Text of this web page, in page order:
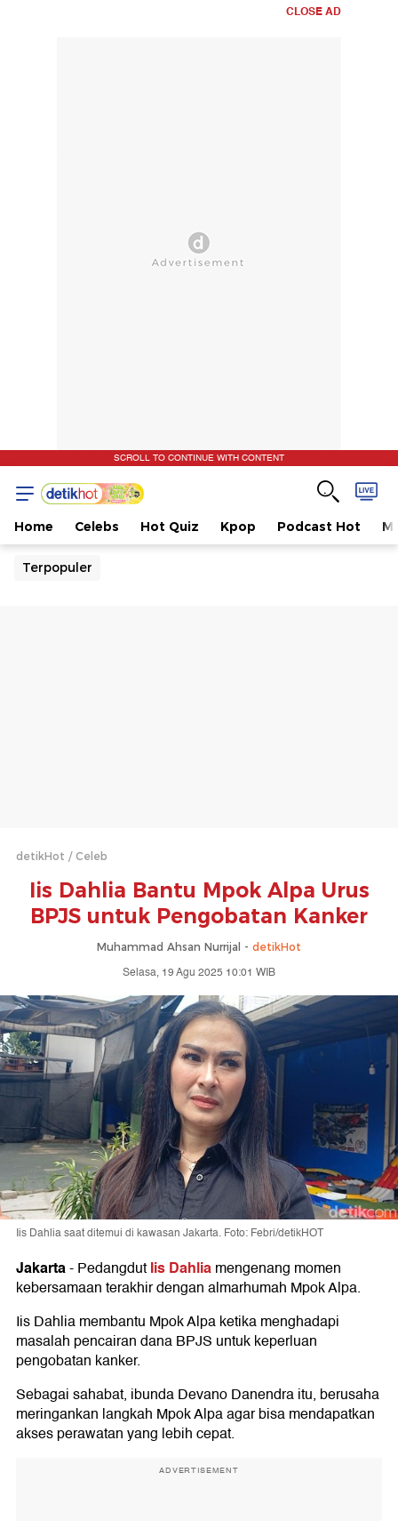
CLOSE AD
SCROLL TO CONTINUE WITH CONTENT
Home Celebs Hot Quiz Kpop Podcast Hot
Terpopuler
detikHot Celeb
Iis Dahlia Bantu Mpok Alpa Urus
BPJS untuk Pengobatan Kanker
Muhammad Ahsan Nurrijal - detikHot
Selasa, 19 Agu 2025 10:01 WIB
Iis Dahlia saat ditemui di kawasan Jakarta. Foto: Febri/detikHOT
Jakarta-PedangdutIis Dahliamengenang momen
kebersamaan terakhir dengan almarhumah Mpok Alpa.
Iis Dahlia membantu Mpok Alpa ketika menghadapi
masalah pencairan dana BPJS untuk keperluan
pengobatan kanker.
Sebagai sahabat, ibunda Devano Danendra itu, berusaha
meringankan langkah Mpok Alpa agar bisa mendapatkan
akses perawatan yang lebih cepat.
ADVERTISEMENT